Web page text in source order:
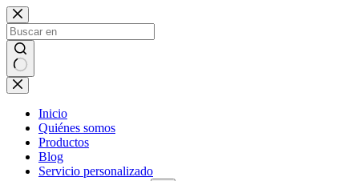
Ir
al
contenido
Sin
resultados
Inicio
Quiénes somos
Productos
Blog
Servicio personalizado